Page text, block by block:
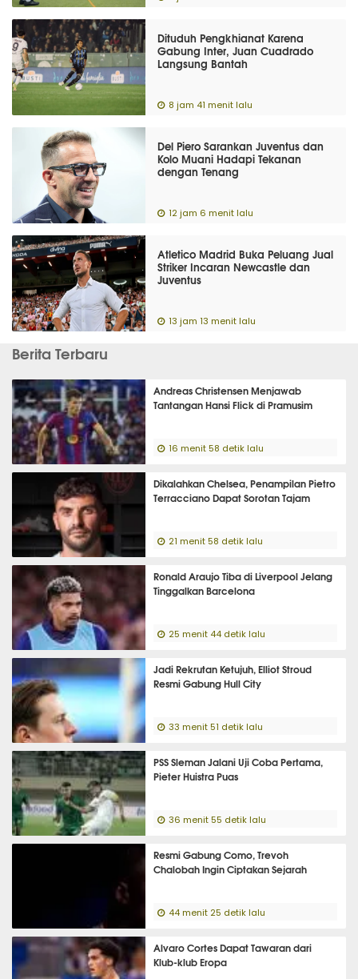
Dituduh Pengkhianat Karena
Gabung Inter, Juan Cuadrado
Langsung Bantah
8 jam 41 menit lalu
Del Piero Sarankan Juventus dan
Kolo Muani Hadapi Tekanan
dengan Tenang
12 jam 6 menit lalu
Atletico Madrid Buka Peluang Jual
Striker Incaran Newcastle dan
Juventus
13 jam 13 menit lalu
Berita Terbaru
Andreas Christensen Menjawab
Tantangan Hansi Flick di Pramusim
16 menit 58 detik lalu
Dikalahkan Chelsea, Penampilan Pietro
Terracciano Dapat Sorotan Tajam
21 menit 58 detik lalu
Ronald Araujo Tiba di Liverpool Jelang
Tinggalkan Barcelona
25 menit 44 detik lalu
Jadi Rekrutan Ketujuh, Elliot Stroud
Resmi Gabung Hull City
33 menit 51 detik lalu
PSS Sleman Jalani Uji Coba Pertama,
Pieter Huistra Puas
36 menit 55 detik lalu
Resmi Gabung Como, Trevoh
Chalobah Ingin Ciptakan Sejarah
44 menit 25 detik lalu
Alvaro Cortes Dapat Tawaran dari
Klub-klub Eropa